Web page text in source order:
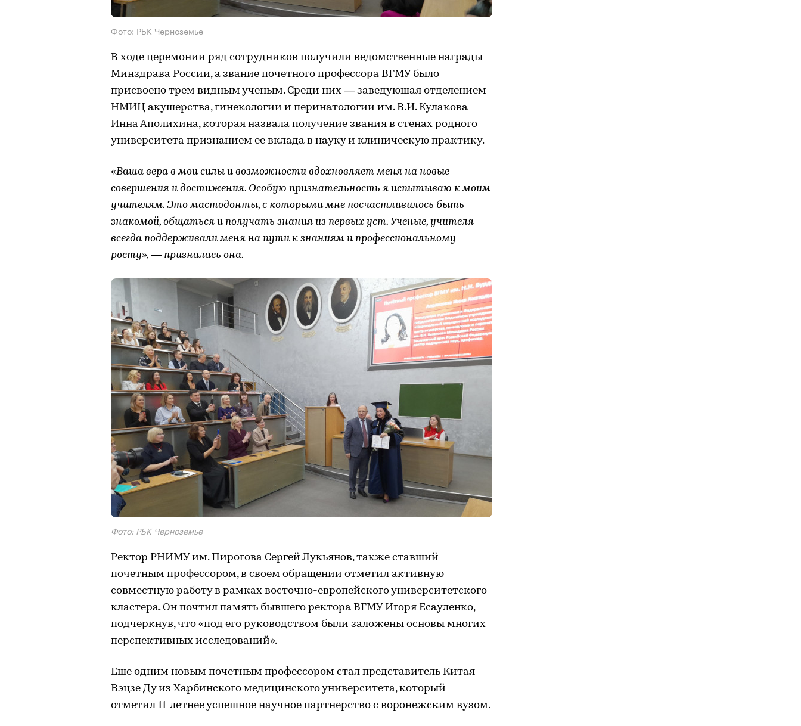
Фото: РБК Черноземье
В ходе церемонии ряд сотрудников получили ведомственные награды
Минздрава России, а звание почетного профессора ВГМУ было
присвоено трем видным ученым. Среди них — заведующая отделением
НМИЦ акушерства, гинекологии и перинатологии им. В.И. Кулакова
Инна Аполихина, которая назвала получение звания в стенах родного
университета признанием ее вклада в науку и клиническую практику.
«Ваша вера в мои силы и возможности вдохновляет меня на новые
совершения и достижения. Особую признательность я испытываю к моим
учителям. Это мастодонты, с которыми мне посчастливилось быть
знакомой, общаться и получать знания из первых уст. Ученые, учителя
всегда поддерживали меня на пути к знаниям и профессиональному
росту», — призналась она.
Фото: РБК Черноземье
Ректор РНИМУ им. Пирогова Сергей Лукьянов, также ставший
почетным профессором, в своем обращении отметил активную
совместную работу в рамках восточно-европейского университетского
кластера. Он почтил память бывшего ректора ВГМУ Игоря Есауленко,
подчеркнув, что «под его руководством были заложены основы многих
перспективных исследований».
Еще одним новым почетным профессором стал представитель Китая
Вэцзе Ду из Харбинского медицинского университета, который
отметил 11-летнее успешное научное партнерство с воронежским вузом.